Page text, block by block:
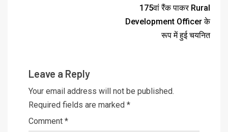
175वां रैंक पाकर Rural
Development Officer के
रूप में हुई चयनित
Leave a Reply
Your email address will not be published.
Required fields are marked *
Comment *